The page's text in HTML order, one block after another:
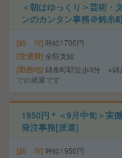
＜朝はゆっくり＞芸術・
ンのカンタン事務＠錦糸
給 与 時給1700円
交通費 全額支給
勤務地 錦糸町駅徒歩3分 ※錦
での就業です
1950円＊＜9月中旬＞実
発注事務[派遣]
給 与 時給1950円